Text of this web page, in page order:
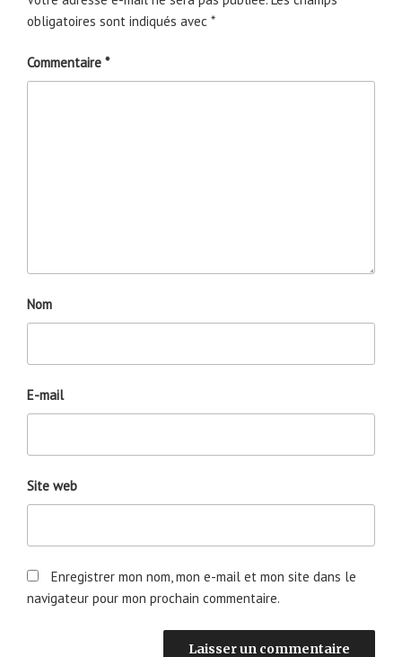
obligatoires sont indiqués avec *
Commentaire *
Nom
E-mail
Site web
Enregistrer mon nom, mon e-mail et mon site dans le
navigateur pour mon prochain commentaire.